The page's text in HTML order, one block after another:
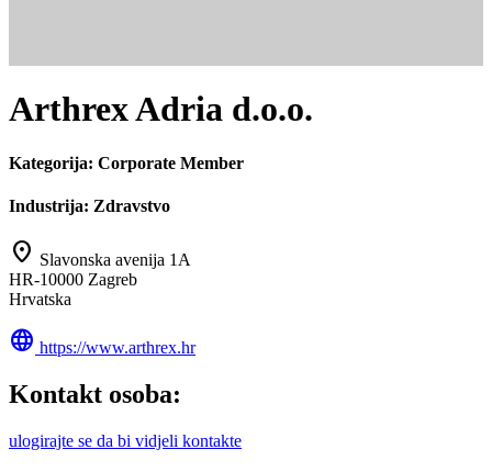
Arthrex Adria d.o.o.
Kategorija: Corporate Member
Industrija: Zdravstvo
location_on Slavonska avenija 1A
HR-10000 Zagreb
Hrvatska
language https://www.arthrex.hr
Kontakt osoba:
ulogirajte se da bi vidjeli kontakte